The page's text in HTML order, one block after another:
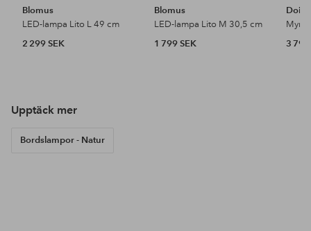
Blomus
LED-lampa Lito L 49 cm
2 299 SEK
Blomus
LED-lampa Lito M 30,5 cm
1 799 SEK
3 799
Upptäck mer
Bordslampor - Natur